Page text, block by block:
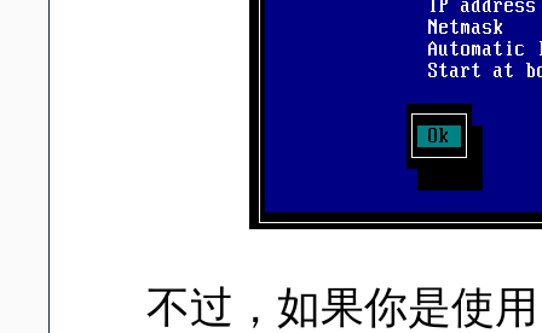
不过，如果你是使